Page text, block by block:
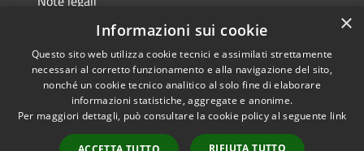
Dichiarazione di accessibilità
RSS
Accessibilità
Copyright © 2026 • Comune di
×
Informazioni sui cookie
Questo sito web utilizza cookie tecnici e assimilati strettamente
necessari al corretto funzionamento e alla navigazione del sito,
nonché un cookie tecnico analitico al solo fine di elaborare
informazioni statistiche, aggregate e anonime.
Per maggiori dettagli, può consultare la cookie policy al seguente link
RIFIUTA TUTTO